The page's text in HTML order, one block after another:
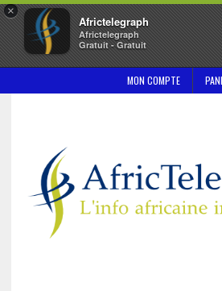
×
Africtelegraph
Africtelegraph
Gratuit - Gratuit
MON COMPTE